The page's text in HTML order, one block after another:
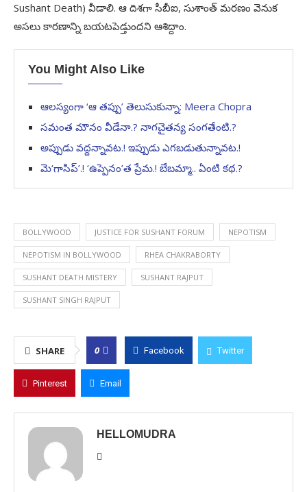
Sushant Death) వీడాలి. ఆ దిశగా సీబీఐ, సుశాంత్‌ మరణం వెనుక
అసలు కారణాన్ని బయటపెడ్తుందని ఆశిద్దాం.
You Might Also Like
ఆలస్యంగా ‘ఆ తప్పు’ తెలుసుకున్నా: Meera Chopra
సమంత మౌనం వీడేనా.? నాగచైతన్య సంగతేంటి.?
అప్పుడు వద్దన్నావట.! ఇప్పుడు ఎగబడుతున్నావట.!
మె‘గాసిప్’.! ‘ఉప్పెనం’త ప్రేమ.! బేబమ్మా.. ఏంటి కథ.?
BOLLYWOOD JUSTICE FOR SUSHANT FORUM NEPOTISM
NEPOTISM IN BOLLYWOOD RHEA CHAKRABORTY
SUSHANT DEATH MISTERY SUSHANT RAJPUT
SUSHANT SINGH RAJPUT
SHARE 0 Facebook Twitter
Pinterest Email
HELLOMUDRA